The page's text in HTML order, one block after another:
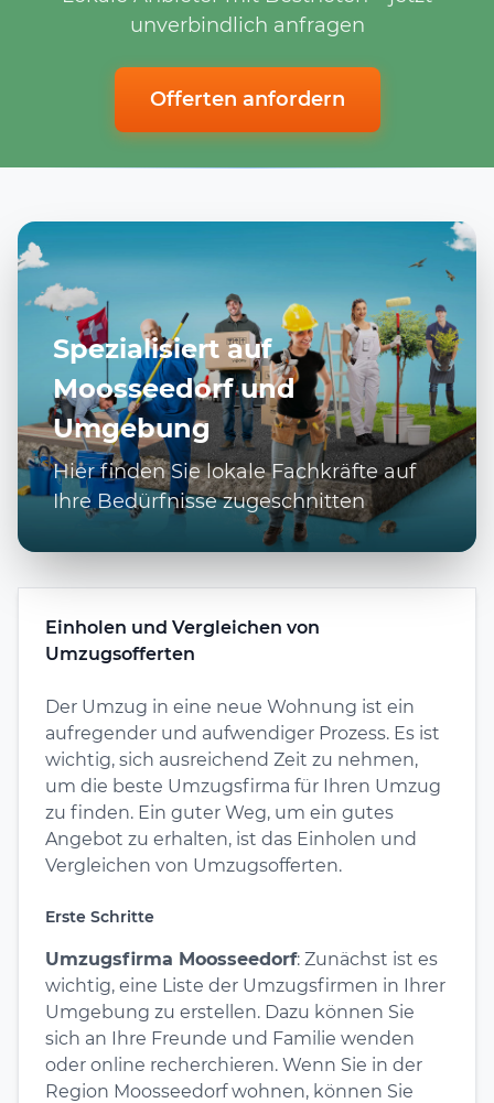
unverbindlich anfragen
Offerten anfordern
Spezialisiert auf
Moosseedorf und
Umgebung
Hier finden Sie lokale Fachkräfte auf
Ihre Bedürfnisse zugeschnitten
Einholen und Vergleichen von
Umzugsofferten
Der Umzug in eine neue Wohnung ist ein
aufregender und aufwendiger Prozess. Es ist
wichtig, sich ausreichend Zeit zu nehmen,
um die beste Umzugsfirma für Ihren Umzug
zu finden. Ein guter Weg, um ein gutes
Angebot zu erhalten, ist das Einholen und
Vergleichen von Umzugsofferten.
Erste Schritte
Umzugsfirma Moosseedorf: Zunächst ist es
wichtig, eine Liste der Umzugsfirmen in Ihrer
Umgebung zu erstellen. Dazu können Sie
sich an Ihre Freunde und Familie wenden
oder online recherchieren. Wenn Sie in der
Region Moosseedorf wohnen, können Sie